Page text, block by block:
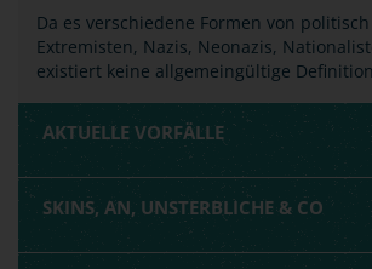
Da es verschiedene Formen von
Extremisten, Nazis, Neonazis,
existiert keine allgemeingültige
AKTUELLE VORFÄLLE
SKINS, AN, UNSTERBLICHE & CO